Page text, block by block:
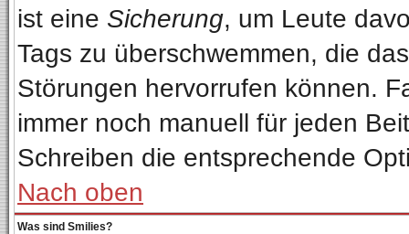
ist eine Sicherung, um Leute
Tags zu überschwemmen, die
Störungen hervorrufen können.
immer noch manuell für jeden
Schreiben die entsprechende
Nach oben
Was sind Smilies?